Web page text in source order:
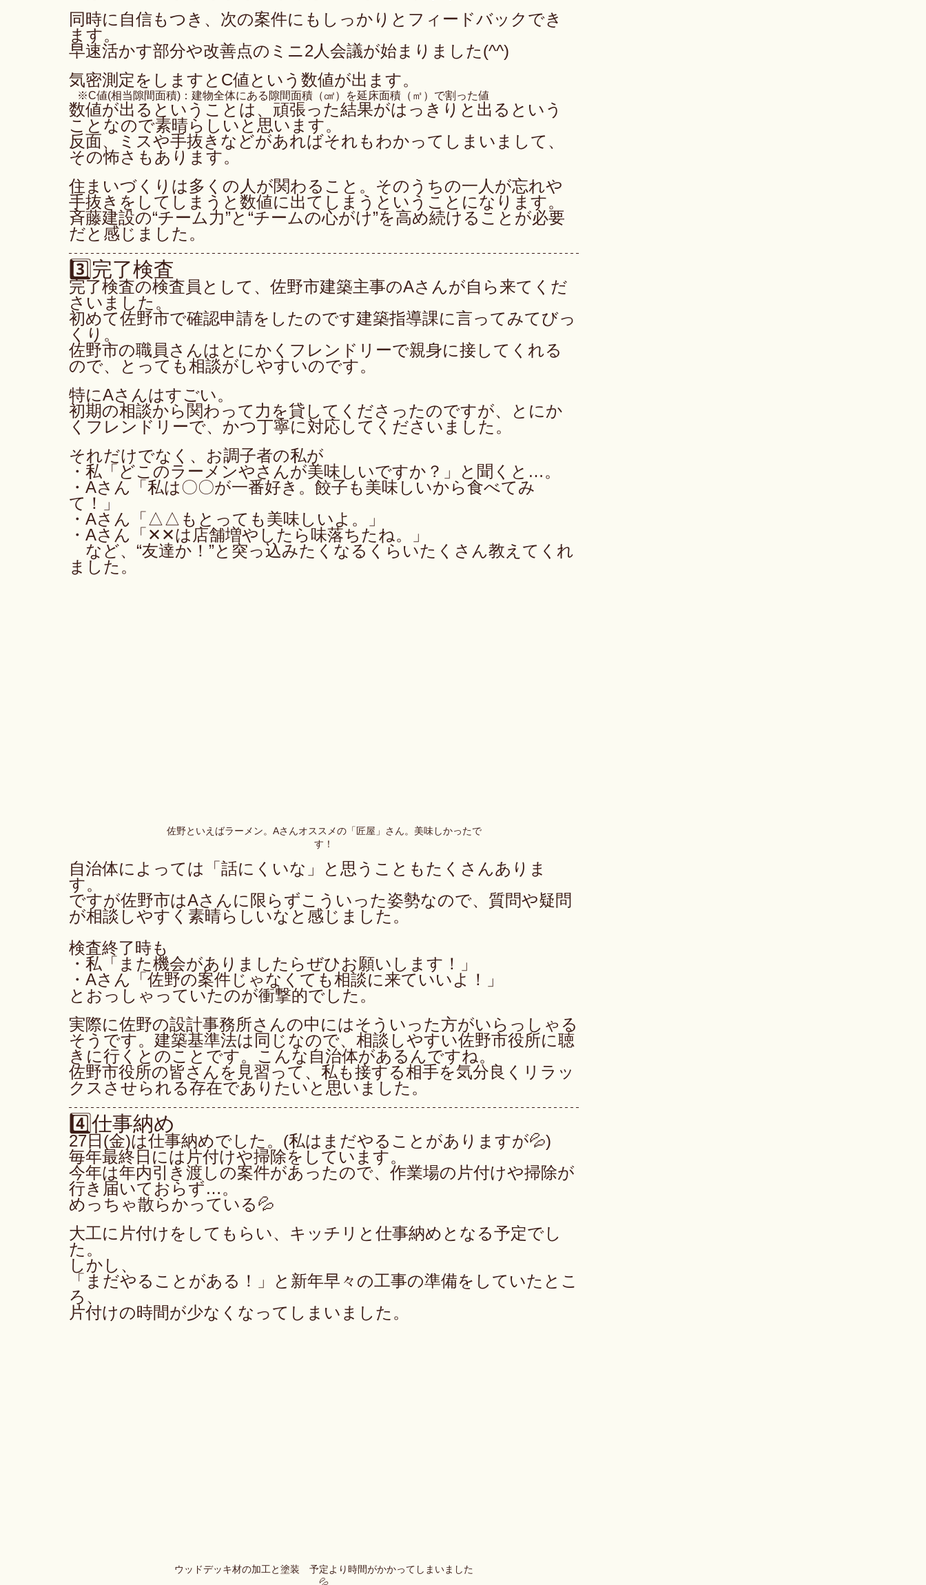
同時に自信もつき、次の案件にもしっかりとフィードバックでき
ます。
早速活かす部分や改善点のミニ2人会議が始まりました(^^)
気密測定をしますとC値という数値が出ます。
   ※C値(相当隙間面積)：建物全体にある隙間面積（㎠）を延床面積（㎡）で割った値
数値が出るということは、頑張った結果がはっきりと出るという
ことなので素晴らしいと思います。
反面、ミスや手抜きなどがあればそれもわかってしまいまして、
その怖さもあります。
住まいづくりは多くの人が関わること。そのうちの一人が忘れや
手抜きをしてしまうと数値に出てしまうということになります。
斉藤建設の“チーム力”と“チームの心がけ”を高め続けることが必要
だと感じました。
3️⃣完了検査
完了検査の検査員として、佐野市建築主事のAさんが自ら来てくだ
さいました。
初めて佐野市で確認申請をしたのです建築指導課に言ってみてびっ
くり。
佐野市の職員さんはとにかくフレンドリーで親身に接してくれる
ので、とっても相談がしやすいのです。
特にAさんはすごい。
初期の相談から関わって力を貸してくださったのですが、とにか
くフレンドリーで、かつ丁寧に対応してくださいました。
それだけでなく、お調子者の私が
・私「どこのラーメンやさんが美味しいですか？」と聞くと…。
・Aさん「私は〇〇が一番好き。餃子も美味しいから食べてみ
て！」
・Aさん「△△もとっても美味しいよ。」
・Aさん「✕✕は店舗増やしたら味落ちたね。」
など、“友達か！”と突っ込みたくなるくらいたくさん教えてくれ
ました。
佐野といえばラーメン。Aさんオススメの「匠屋」さん。美味しかったで
す！
自治体によっては「話にくいな」と思うこともたくさんありま
す。
ですが佐野市はAさんに限らずこういった姿勢なので、質問や疑問
が相談しやすく素晴らしいなと感じました。
検査終了時も
・私「また機会がありましたらぜひお願いします！」
・Aさん「佐野の案件じゃなくても相談に来ていいよ！」
とおっしゃっていたのが衝撃的でした。
実際に佐野の設計事務所さんの中にはそういった方がいらっしゃる
そうです。建築基準法は同じなので、相談しやすい佐野市役所に聴
きに行くとのことです。こんな自治体があるんですね。
佐野市役所の皆さんを見習って、私も接する相手を気分良くリラッ
クスさせられる存在でありたいと思いました。
4️⃣仕事納め
27日(金)は仕事納めでした。(私はまだやることがありますが💦)
毎年最終日には片付けや掃除をしています。
今年は年内引き渡しの案件があったので、作業場の片付けや掃除が
行き届いておらず…。
めっちゃ散らかっている💦
大工に片付けをしてもらい、キッチリと仕事納めとなる予定でし
た。
しかし、
「まだやることがある！」と新年早々の工事の準備をしていたとこ
ろ、
片付けの時間が少なくなってしまいました。
ウッドデッキ材の加工と塗装　予定より時間がかかってしまいました
💦